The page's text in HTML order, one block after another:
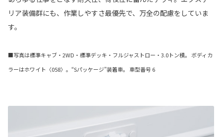
リア装備群にも、作業しやすさ最優先で、万全の配慮をしていま
す。
■写真は標準キャブ・2WD・標準デッキ・フルジャストロー・3.0トン積。 ボディカ
ラーはホワイト〈058〉。“Sパッケージ”装着車。 車型番号 6